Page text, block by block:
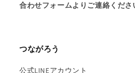
合わせフォームよりご連絡くださ
つながろう
公式LINEアカウント